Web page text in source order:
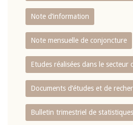
Note d’information
Note mensuelle de conjoncture
Etudes réalisées dans le secteur
Documents d’études et de
Bulletin trimestriel de statistiques